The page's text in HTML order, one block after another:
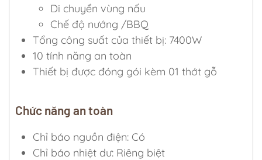
Di chuyển vùng nấu
Chế độ nướng /BBQ
Tổng công suất của thiết bị: 7400W
10 tính năng an toàn
Thiết bị được đóng gói kèm 01 thớt gỗ
Chức năng an toàn
Chỉ báo nguồn điện: Có
Chỉ báo nhiệt dư: Riêng biệt